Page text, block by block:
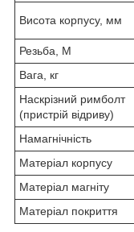
Висота корпусу, мм
Резьба, М
Вага, кг
Наскрізний римболт
(пристрій відриву)
Намагнічність
Матеріал корпусу
Матеріал магніту
Матеріал покриття